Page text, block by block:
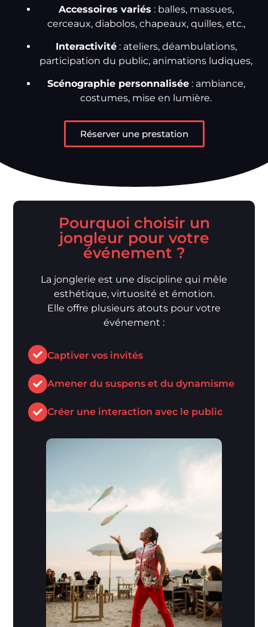
Accessoires variés : balles, massues,
cerceaux, diabolos, chapeaux, quilles, etc.,
Interactivité: ateliers, déambulations,
participation du public, animations ludiques,
Scénographie personnalisée: ambiance,
costumes, mise en lumière.
Réserver une prestation
Pourquoi choisir un
jongleur pour votre
événement ?
La jonglerie est une discipline qui mêle
esthétique, virtuosité et émotion.
Elle offre plusieurs atouts pour votre
événement :
Captiver vos invités
Amener du suspens et du dynamisme
Créer une interaction avec le public